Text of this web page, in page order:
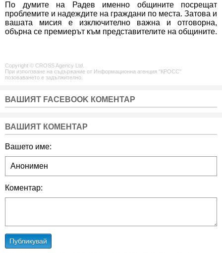
По думите на Радев именно общините посрещат
проблемите и надеждите на граждани по места. Затова и
вашата мисия е изключително важна и отговорна,
обърна се премиерът към представителите на общините.
Copyright © CROSS Agency Ltd.
При използване на съдържание от Информационна агенция "КРОСС"
позоваването е задължително.
ВАШИЯТ FACEBOOK КОМЕНТАР
ВАШИЯТ КОМЕНТАР
Вашето име:
Коментар:
Публикувай